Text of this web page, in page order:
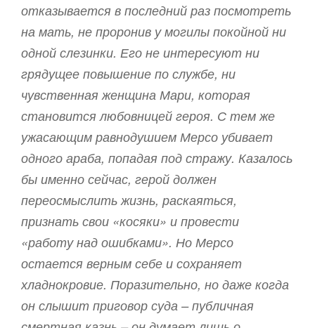
отказывается в последний раз посмотреть
на мать, не проронив у могилы покойной ни
одной слезинки. Его не интересуют ни
грядущее повышение по службе, ни
чувственная женщина Мари, которая
становится любовницей героя. С тем же
ужасающим равнодушием Мерсо убивает
одного араба, попадая под стражу. Казалось
бы именно сейчас, герой должен
переосмыслить жизнь, раскаяться,
признать свои «косяки» и провести
«работу над ошибками». Но Мерсо
остается верным себе и сохраняет
хладнокровие. Поразительно, но даже когда
он слышит приговор суда – публичная